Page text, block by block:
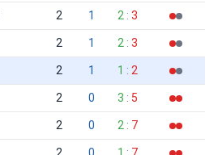
2 1 2 : 3
2 1 2 : 3
2 1 1 : 2
2 0 3 : 5
2 0 2 : 7
2 0 1 : 7